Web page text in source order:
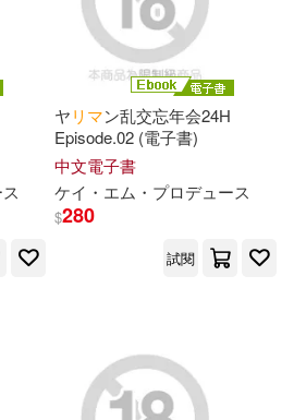
あち(1)
うさ城まに(1)
えにし(1)
かんむり(1)
ス
ヤリ マン乱交忘年会24H
Episode.02 (電子書)
中文電子書
ケイ ・エム・プロデュ ース
$280
試閱